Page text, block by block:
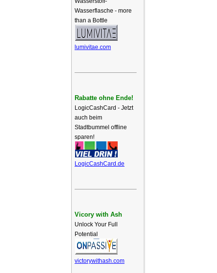
Wasserflasche - more
than a Bottle
lumivitae.com
Rabatte ohne Ende!
LogicCashCard - Jetzt
auch beim
Stadtbummel offline
sparen!
LogicCashCard.de
Vicory with Ash
Unlock Your Full
Potential
victorywithash.com